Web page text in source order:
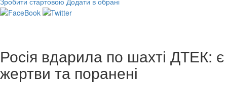
Росія вдарила по шахті ДТЕК: є
жертви та поранені